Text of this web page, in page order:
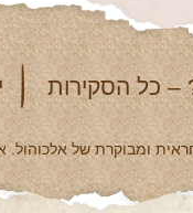
– כל הסקירות
ומבוקרת של אלכוהול.